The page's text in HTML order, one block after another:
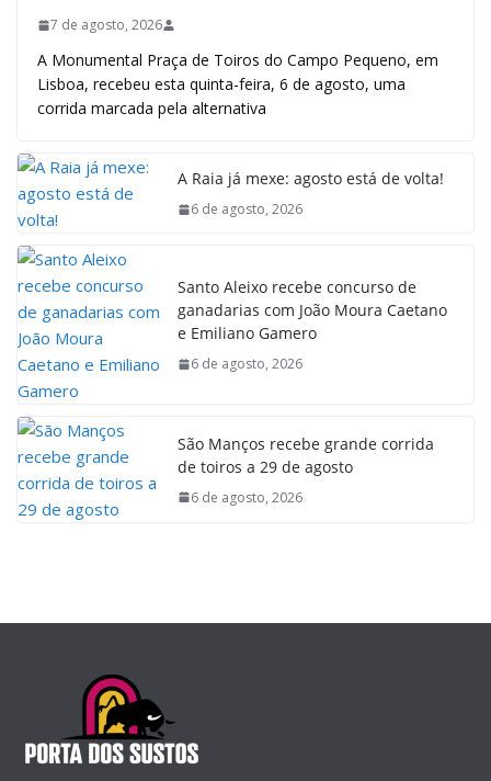
7 de agosto, 2026
A Monumental Praça de Toiros do Campo Pequeno, em
Lisboa, recebeu esta quinta-feira, 6 de agosto, uma
corrida marcada pela alternativa
A Raia já mexe: agosto está de volta!
6 de agosto, 2026
Santo Aleixo recebe concurso de
ganadarias com João Moura Caetano
e Emiliano Gamero
6 de agosto, 2026
São Manços recebe grande corrida
de toiros a 29 de agosto
6 de agosto, 2026